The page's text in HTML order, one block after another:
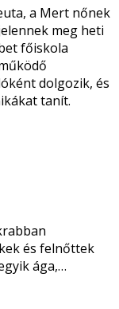
a Mert nőnek
meg heti
főiskola
dolgozik, és
tanít.
és felnőttek
ága,…